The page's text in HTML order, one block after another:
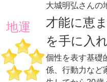
地運
大城明弘さんの
才能に恵
を手に入
個性を表す基礎
係、行動力など